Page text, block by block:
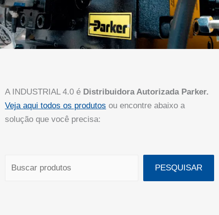
A INDUSTRIAL 4.0 é Distribuidora Autorizada Parker.
Veja aqui todos os produtos ou encontre abaixo a
solução que você precisa:
PESQUISAR